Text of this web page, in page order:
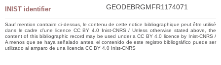
INIST identifier GEODEBRGMFR1174071
Sauf mention contraire ci-dessus, le contenu de cette notice bibliographique peut être utilisé
dans le cadre d’une licence CC BY 4.0 Inist-CNRS / Unless otherwise stated above, the
content of this bibliographic record may be used under a CC BY 4.0 licence by Inist-CNRS /
A menos que se haya señalado antes, el contenido de este registro bibliográfico puede ser
utilizado al amparo de una licencia CC BY 4.0 Inist-CNRS